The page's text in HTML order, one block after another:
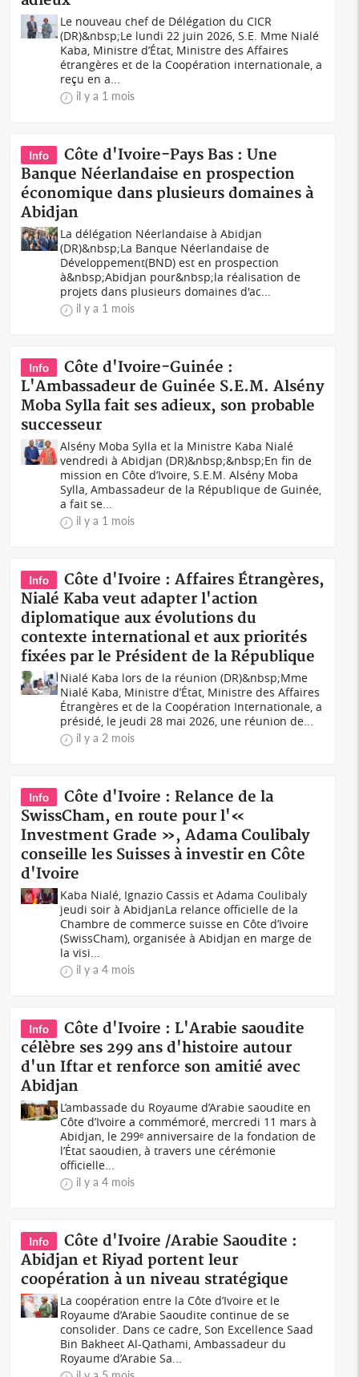
Le nouveau chef de Délégation du CICR
(DR)&nbsp;Le lundi 22 juin 2026, S.E. Mme Nialé
Kaba, Ministre d’État, Ministre des Affaires
étrangères et de la Coopération internationale, a
reçu en a...
il y a 1 mois
Info
Côte d'Ivoire-Pays Bas : Une
Banque Néerlandaise en prospection
économique dans plusieurs domaines à
Abidjan
La délégation Néerlandaise à Abidjan
(DR)&nbsp;La Banque Néerlandaise de
Développement(BND) est en prospection
à&nbsp;Abidjan pour&nbsp;la réalisation de
projets dans plusieurs domaines d'ac...
il y a 1 mois
Info
Côte d'Ivoire-Guinée :
L'Ambassadeur de Guinée S.E.M. Alsény
Moba Sylla fait ses adieux, son probable
successeur
Alsény Moba Sylla et la Ministre Kaba Nialé
vendredi à Abidjan (DR)&nbsp;&nbsp;En fin de
mission en Côte d’Ivoire, S.E.M. Alsény Moba
Sylla, Ambassadeur de la République de Guinée,
a fait se...
il y a 1 mois
Info
Côte d'Ivoire : Affaires Étrangères,
Nialé Kaba veut adapter l'action
diplomatique aux évolutions du
contexte international et aux priorités
fixées par le Président de la République
Nialé Kaba lors de la réunion (DR)&nbsp;Mme
Nialé Kaba, Ministre d’État, Ministre des Affaires
Étrangères et de la Coopération Internationale, a
présidé, le jeudi 28 mai 2026, une réunion de...
il y a 2 mois
Info
Côte d'Ivoire : Relance de la
SwissCham, en route pour l'«
Investment Grade », Adama Coulibaly
conseille les Suisses à investir en Côte
d'Ivoire
Kaba Nialé, Ignazio Cassis et Adama Coulibaly
jeudi soir à AbidjanLa relance officielle de la
Chambre de commerce suisse en Côte d’Ivoire
(SwissCham), organisée à Abidjan en marge de
la visi...
il y a 4 mois
Info
Côte d'Ivoire : L'Arabie saoudite
célèbre ses 299 ans d'histoire autour
d'un Iftar et renforce son amitié avec
Abidjan
L’ambassade du Royaume d’Arabie saoudite en
Côte d’Ivoire a commémoré, mercredi 11 mars à
Abidjan, le 299ᵉ anniversaire de la fondation de
l’État saoudien, à travers une cérémonie
officielle...
il y a 4 mois
Info
Côte d'Ivoire /Arabie Saoudite :
Abidjan et Riyad portent leur
coopération à un niveau stratégique
La coopération entre la Côte d’Ivoire et le
Royaume d’Arabie Saoudite continue de se
consolider. Dans ce cadre, Son Excellence Saad
Bin Bakheet Al-Qathami, Ambassadeur du
Royaume d’Arabie Sa...